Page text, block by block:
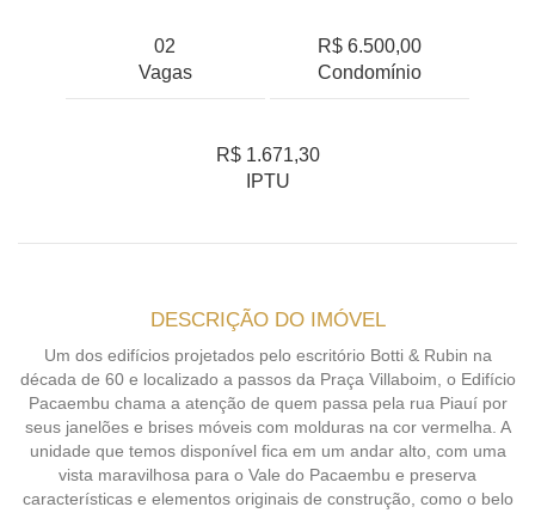
02
Vagas
R$ 6.500,00
Condomínio
R$ 1.671,30
IPTU
DESCRIÇÃO DO IMÓVEL
Um dos edifícios projetados pelo escritório Botti & Rubin na
década de 60 e localizado a passos da Praça Villaboim, o Edifício
Pacaembu chama a atenção de quem passa pela rua Piauí por
seus janelões e brises móveis com molduras na cor vermelha. A
unidade que temos disponível fica em um andar alto, com uma
vista maravilhosa para o Vale do Pacaembu e preserva
características e elementos originais de construção, como o belo